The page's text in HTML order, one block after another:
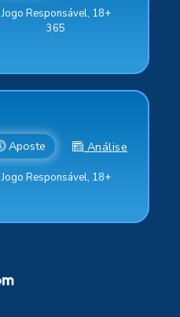
Jogo Responsável, 18+
365
Aposte Análise
Jogo Responsável, 18+